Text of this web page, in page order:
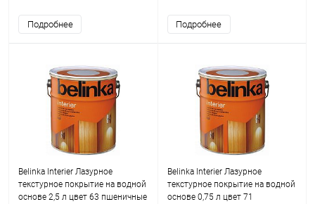
Подробнее Подробнее
Belinka Interier Лазурное
текстурное покрытие на водной
основе 2,5 л цвет 63 пшеничные
Belinka Interier Лазурное
текстурное покрытие на водной
основе 0,75 л цвет 71